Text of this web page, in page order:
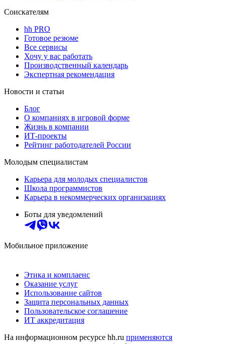
Соискателям
hh PRO
Готовое резюме
Все сервисы
Хочу у вас работать
Производственный календарь
Экспертная рекомендация
Новости и статьи
Блог
О компаниях в игровой форме
Жизнь в компании
ИТ-проекты
Рейтинг работодателей России
Молодым специалистам
Карьера для молодых специалистов
Школа программистов
Карьера в некоммерческих организациях
Боты для уведомлений
Мобильное приложение
Этика и комплаенс
Оказание услуг
Использование сайтов
Защита персональных данных
Пользовательское соглашение
ИТ аккредитация
На информационном ресурсе hh.ru применяются